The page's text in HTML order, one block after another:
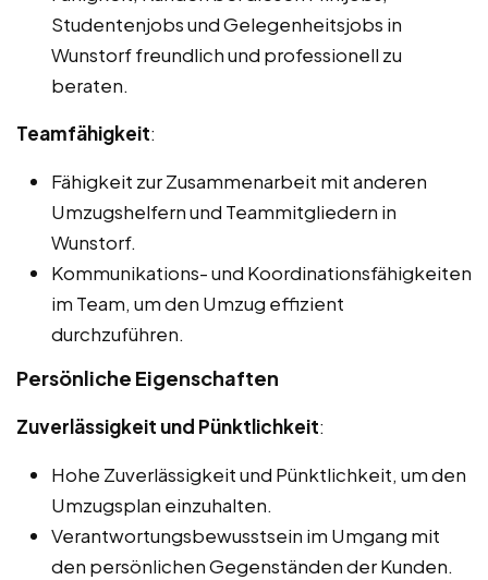
Studentenjobs und Gelegenheitsjobs in
Wunstorf freundlich und professionell zu
beraten.
Teamfähigkeit:
Fähigkeit zur Zusammenarbeit mit anderen
Umzugshelfern und Teammitgliedern in
Wunstorf.
Kommunikations- und Koordinationsfähigkeiten
im Team, um den Umzug effizient
durchzuführen.
Persönliche Eigenschaften
Zuverlässigkeit und Pünktlichkeit:
Hohe Zuverlässigkeit und Pünktlichkeit, um den
Umzugsplan einzuhalten.
Verantwortungsbewusstsein im Umgang mit
den persönlichen Gegenständen der Kunden.